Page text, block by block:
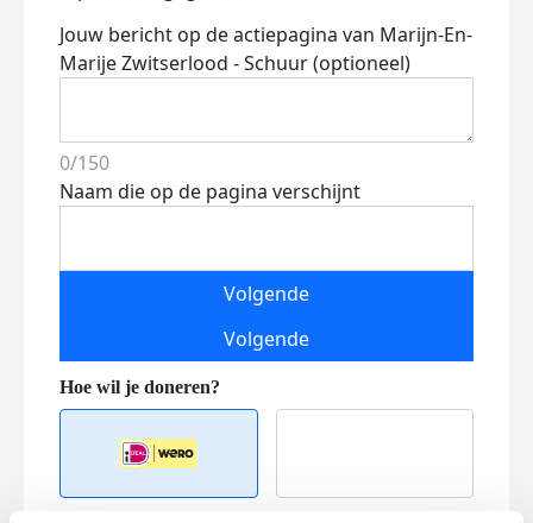
Jouw bericht op de actiepagina van Marijn-En-
Marije Zwitserlood - Schuur (optioneel)
0/150
Naam die op de pagina verschijnt
Volgende
Volgende